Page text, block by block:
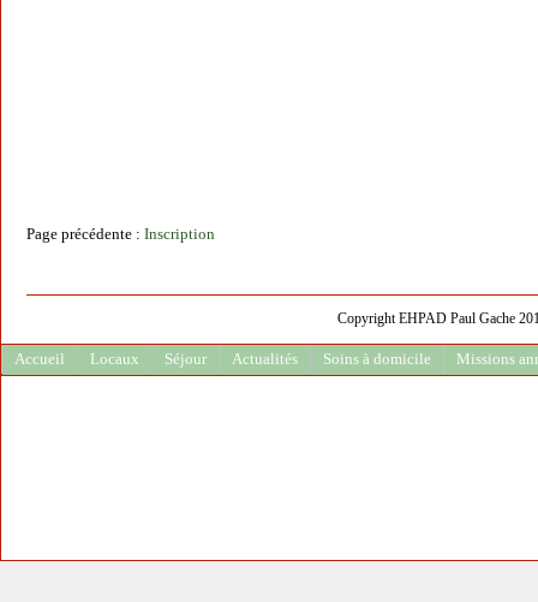
Page précédente : Inscription
Copyright EHPAD Paul Gache
Accueil Locaux Séjour Actualités Soins à domicile Missions